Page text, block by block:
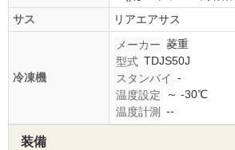
サス
リアエアサス
冷凍機
メーカー 菱重
型式 TDJS50J
スタンバイ -
温度設定
～ -30℃
温度計測
--
装備